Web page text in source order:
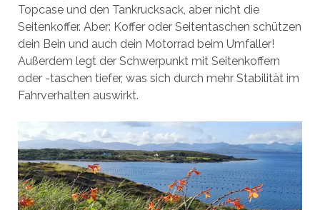
Topcase und den Tankrucksack, aber nicht die
Seitenkoffer. Aber: Koffer oder Seitentaschen schützen
dein Bein und auch dein Motorrad beim Umfaller!
Außerdem legt der Schwerpunkt mit Seitenkoffern
oder -taschen tiefer, was sich durch mehr Stabilität im
Fahrverhalten auswirkt.